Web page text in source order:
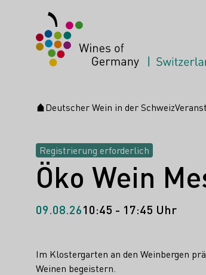
Startseite
Deutscher Wein in der Schweiz
Öko Wein
Registrierung erforderlich
09.08.2610:45 - 17:45 Uhr
Im Klostergarten an den Weinbergen
Weinen begeistern.